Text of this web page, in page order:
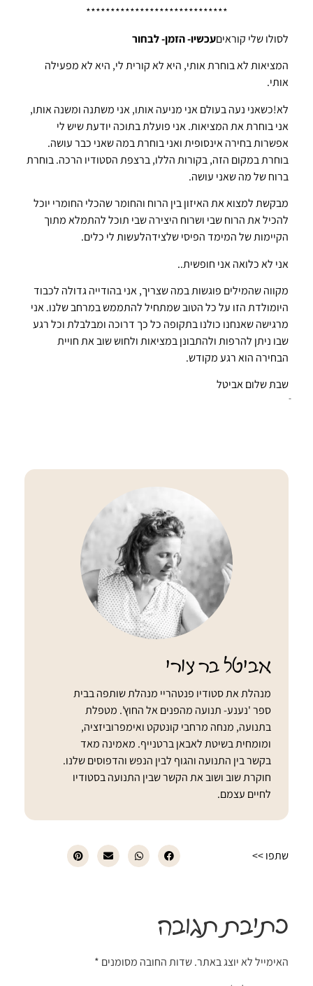
*****************************
לסולו שלי קוראיםעכשיו- הזמן- לבחור
המציאות לא בוחרת אותי, היא לא קורית לי, היא לא מפעילה
אותי.
לא!כשאני נעה בעולם אני מניעה אותו, אני משתנה ומשנה אותו,
אני בוחרת את המציאות. אני פועלת בתוכה יודעת שיש לי
אפשרות בחירה אינסופית ואני בוחרת במה שאני כבר עושה.
בוחרת במקום הזה, בקורות הללו, ברצפת הסטודיו הרכה. בוחרת
ברוח של מה שאני עושה.
מבקשת למצוא את האיזון בין הרוח והחומר שהכלי החומרי יוכל
להכיל את הרוח שבי ושרוח היצירה שבי תוכל להתמלא מתוך
הקיימות של המימד הפיסי שלצידהלעשות לי כלים.
אני לא כלואה אני חופשית..
מקווה שהמילים פוגשות במה שצריך, אני בהודייה גדולה לכבוד
היומולדת הזו על כל הטוב שמתחיל להתממש במרחב שלנו. אני
מרגישה שאנחנו כולנו בתקופה כל כך דרוכה ומבלבלת וכל רגע
שבו ניתן להרפות ולהתבונן במציאות ולחוש שוב את חויית
הבחירה הוא רגע מקודש.
שבת שלום אביטל
אביטל בר צורי
מנהלת את סטודיו פנטהריי מנהלת שותפה בבית
ספר 'נענע- תנועה מהפנים אל החוץ'. מטפלת
בתנועה, מנחה מרחבי קונטקט ואימפרוביזציה,
ומומחית בשיטת לאבאן ברטנייף. מאמינה מאד
בקשר בין התנועה והגוף לבין הנפש והדפוסים שלנו.
חוקרת שוב ושוב את הקשר שבין התנועה בסטודיו
לחיים עצמם.
שתפו >>
כתיבת תגובה
האימייל לא יוצג באתר.שדות החובה מסומנים *